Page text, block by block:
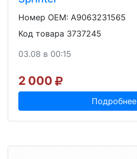
Номер OEM: A9063231565
Код товара 3737245
03.08 в 00:15
2 000
Подробнее